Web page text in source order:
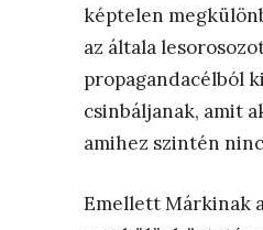
képtelen
az általa
propagandacélból
csinbáljanak, amit
amihez szintén
Emellett Márkinak